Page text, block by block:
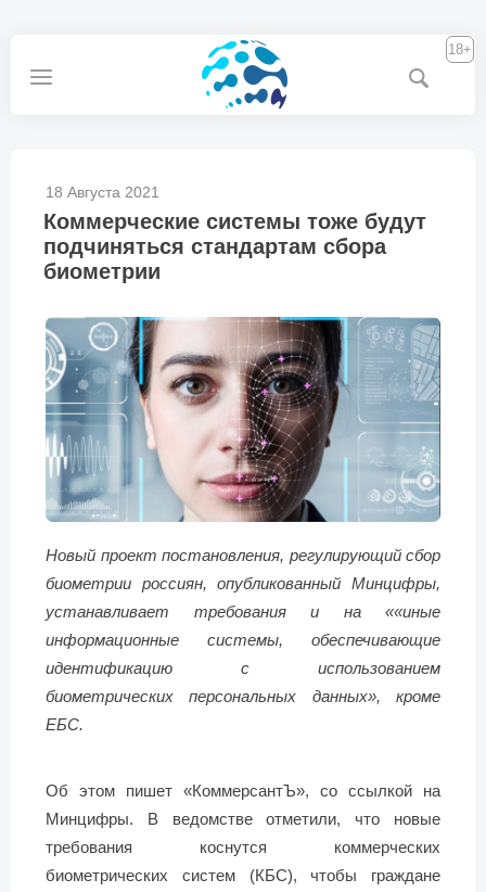
18+
18 Августа 2021
Коммерческие системы тоже будут
подчиняться стандартам сбора
биометрии
Новый проект постановления, регулирующий сбор
биометрии россиян, опубликованный Минцифры,
устанавливает требования и на ««иные
информационные системы, обеспечивающие
идентификацию с использованием
биометрических персональных данных», кроме
ЕБС.
Об этом пишет «КоммерсантЪ», со ссылкой на
Минцифры. В ведомстве отметили, что новые
требования коснутся коммерческих
биометрических систем (КБС), чтобы граждане